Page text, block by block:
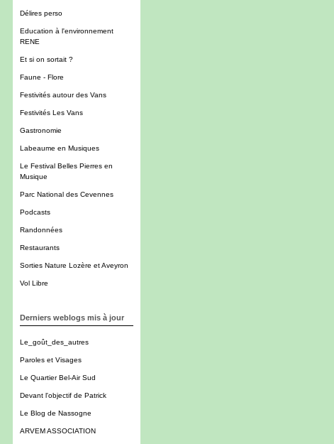
Délires perso
Education à l'environnement
RENE
Et si on sortait ?
Faune - Flore
Festivités autour des Vans
Festivités Les Vans
Gastronomie
Labeaume en Musiques
Le Festival Belles Pierres en
Musique
Parc National des Cevennes
Podcasts
Randonnées
Restaurants
Sorties Nature Lozère et Aveyron
Vol Libre
Derniers weblogs mis à jour
Le_goût_des_autres
Paroles et Visages
Le Quartier Bel-Air Sud
Devant l'objectif de Patrick
Le Blog de Nassogne
ARVEM ASSOCIATION